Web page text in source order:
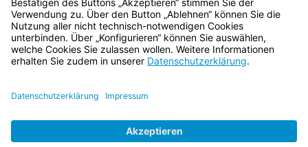
Bayern.de
BayernPortal
Impressum